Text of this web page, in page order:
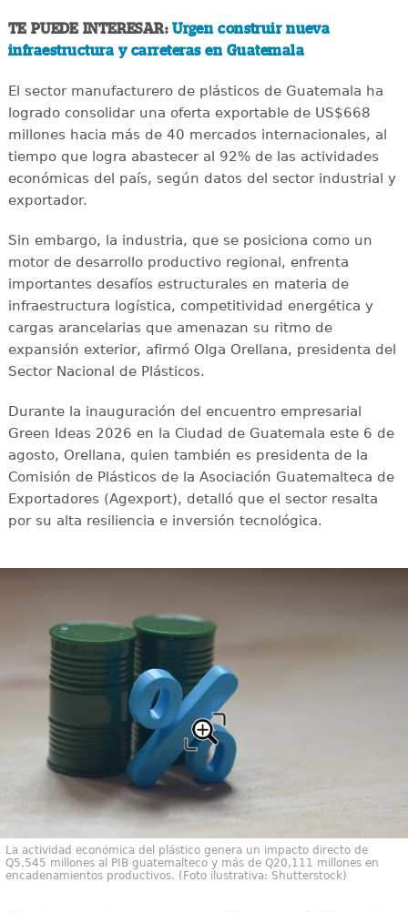
TE PUEDE INTERESAR:Urgen construir nueva
infraestructura y carreteras en Guatemala
El sector manufacturero de plásticos de Guatemala ha
logrado consolidar una oferta exportable de US$668
millones hacia más de 40 mercados internacionales, al
tiempo que logra abastecer al 92% de las actividades
económicas del país, según datos del sector industrial y
exportador.
Sin embargo, la industria, que se posiciona como un
motor de desarrollo productivo regional, enfrenta
importantes desafíos estructurales en materia de
infraestructura logística, competitividad energética y
cargas arancelarias que amenazan su ritmo de
expansión exterior, afirmó Olga Orellana, presidenta del
Sector Nacional de Plásticos.
Durante la inauguración del encuentro empresarial
Green Ideas 2026 en la Ciudad de Guatemala este 6 de
agosto, Orellana, quien también es presidenta de la
Comisión de Plásticos de la Asociación Guatemalteca de
Exportadores (Agexport), detalló que el sector resalta
por su alta resiliencia e inversión tecnológica.
La actividad económica del plástico genera un impacto directo de
Q5,545 millones al PIB guatemalteco y más de Q20,111 millones en
encadenamientos productivos. (Foto ilustrativa: Shutterstock)